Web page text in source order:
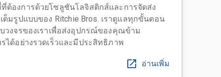
องการด้วยโซลูชันโลจิสติกส์และการจัดส่ง
ต็มรูปแบบของ Ritchie Bros. เราดูแลทุกขั้นตอน
วงจรของเราเพื่อส่งอุปกรณ์ของคุณข้าม
ด้อย่างรวดเร็วและมีประสิทธิภาพ
อ่านเพิ่ม